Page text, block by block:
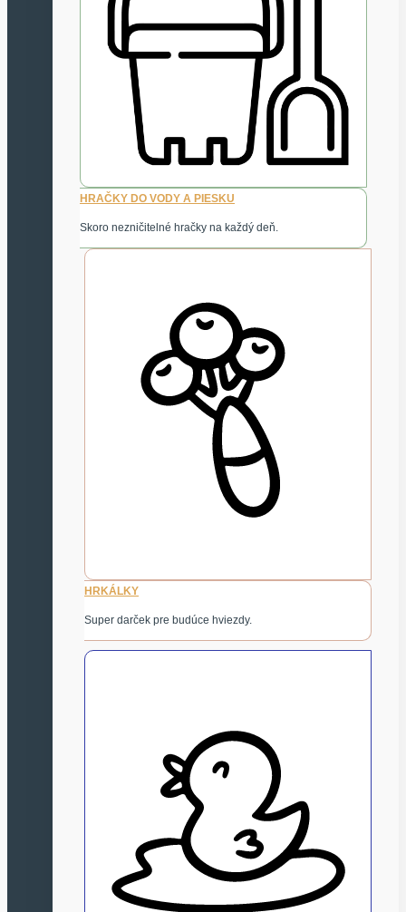
HRAČKY DO VODY A PIESKU
Skoro nezničitelné hračky na každý deň.
HRKÁLKY
Super darček pre budúce hviezdy.